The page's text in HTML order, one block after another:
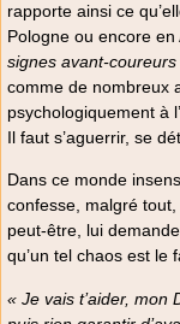
rapporte ainsi ce
Pologne ou encore en
signes avant-
comme de nombreux
psychologiquement à
Il faut s’aguerrir, se
Dans ce monde
confesse, malgré tout,
peut-être, lui
qu’un tel chaos est le
« Je vais t’aider, mon